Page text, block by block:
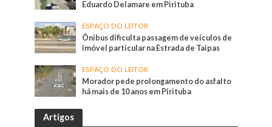
Eduardo Delamare em Pirituba
ESPAÇO DO LEITOR
Ônibus dificulta passagem de veículos de
imóvel particular na Estrada de Taipas
ESPAÇO DO LEITOR
Morador pede prolongamento do asfalto
há mais de 10 anos em Pirituba
Artigos